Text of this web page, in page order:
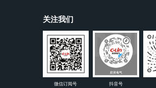
关注我们
微信订阅号 抖音号